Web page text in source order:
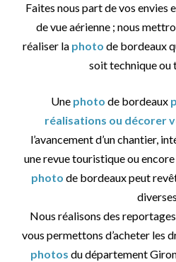
Faites nous part de vos envies
de vue aérienne ; nous
réaliser la photo de bordeaux
soit technique ou
Une photo de bordeaux
réalisations ou décorer
l’avancement d’un chantier,
une revue touristique ou
photo de bordeaux peut
Nous réalisons des
vous permettons d’acheter les
photos du département